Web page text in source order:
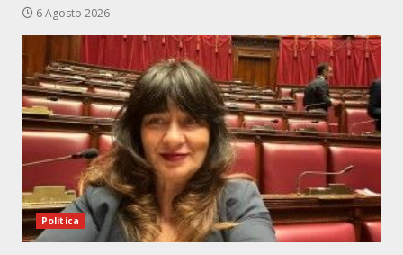
6 Agosto 2026
Politica